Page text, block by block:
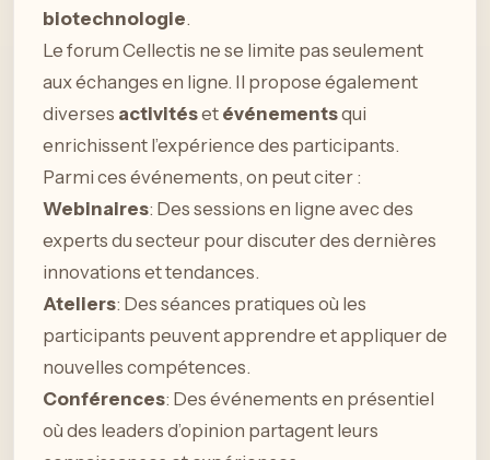
biotechnologie.
Le forum Cellectis ne se limite pas seulement
aux échanges en ligne. Il propose également
diverses activitéset événementsqui
enrichissent l’expérience des participants.
Parmi ces événements, on peut citer :
Webinaires: Des sessions en ligne avec des
experts du secteur pour discuter des dernières
innovations et tendances.
Ateliers: Des séances pratiques où les
participants peuvent apprendre et appliquer de
nouvelles compétences.
Conférences: Des événements en présentiel
où des leaders d’opinion partagent leurs